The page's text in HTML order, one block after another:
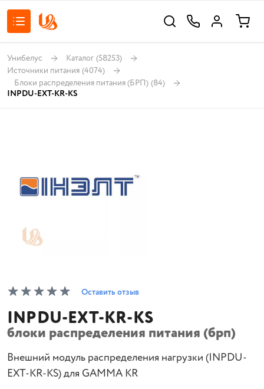
Унибелус Каталог (58253)
Источники питания (4074)
Блоки распределения питания (БРП) (84)
INPDU-EXT-KR-KS
Оставить отзыв
INPDU-EXT-KR-KS
блоки распределения питания (брп)
Внешний модуль распределения нагрузки (INPDU-
EXT-KR-KS) для GAMMA KR